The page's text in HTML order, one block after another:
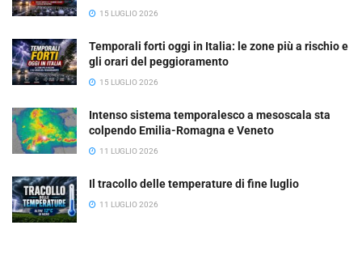
15 LUGLIO 2026
Temporali forti oggi in Italia: le zone più a rischio e
gli orari del peggioramento
15 LUGLIO 2026
Intenso sistema temporalesco a mesoscala sta
colpendo Emilia-Romagna e Veneto
11 LUGLIO 2026
Il tracollo delle temperature di fine luglio
11 LUGLIO 2026